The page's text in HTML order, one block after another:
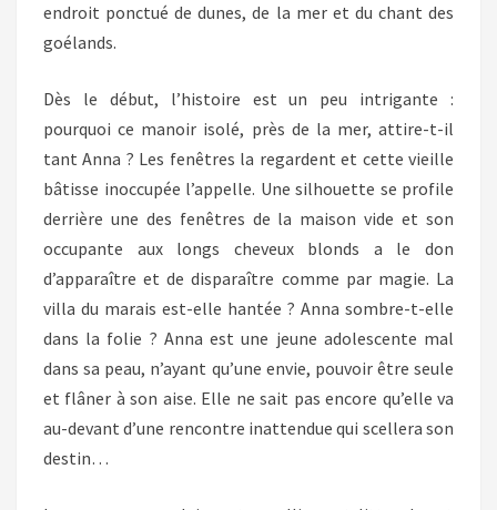
endroit ponctué de dunes, de la mer et du chant des
goélands.
Dès le début, l’histoire est un peu intrigante :
pourquoi ce manoir isolé, près de la mer, attire-t-il
tant Anna ? Les fenêtres la regardent et cette vieille
bâtisse inoccupée l’appelle. Une silhouette se profile
derrière une des fenêtres de la maison vide et son
occupante aux longs cheveux blonds a le don
d’apparaître et de disparaître comme par magie. La
villa du marais est-elle hantée ? Anna sombre-t-elle
dans la folie ? Anna est une jeune adolescente mal
dans sa peau, n’ayant qu’une envie, pouvoir être seule
et flâner à son aise. Elle ne sait pas encore qu’elle va
au-devant d’une rencontre inattendue qui scellera son
destin…